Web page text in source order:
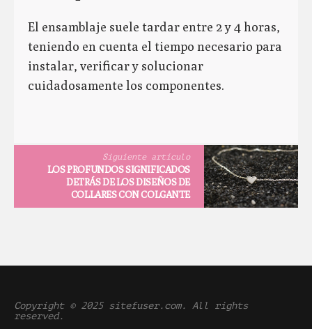
El ensamblaje suele tardar entre 2 y 4 horas,
teniendo en cuenta el tiempo necesario para
instalar, verificar y solucionar
cuidadosamente los componentes.
Siguiente artículo
LOS PROFUNDOS SIGNIFICADOS
DETRÁS DE LOS DISEÑOS DE
COLLARES CON COLGANTE
Copyright © 2025 sitefuser.com. All rights
reserved.